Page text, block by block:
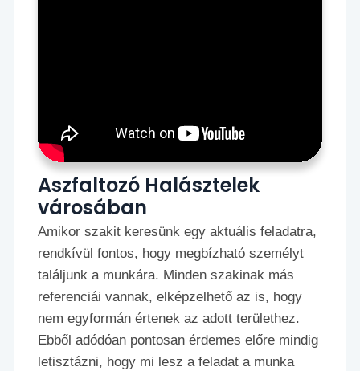
Aszfaltozó Halásztelek
városában
Amikor szakit keresünk egy aktuális feladatra,
rendkívül fontos, hogy megbízható személyt
találjunk a munkára. Minden szakinak más
referenciái vannak, elképzelhető az is, hogy
nem egyformán értenek az adott területhez.
Ebből adódóan pontosan érdemes előre mindig
letisztázni, hogy mi lesz a feladat a munka